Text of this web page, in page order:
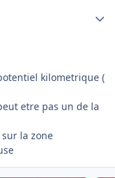
kilometrique (
etre pas un de la
la zone